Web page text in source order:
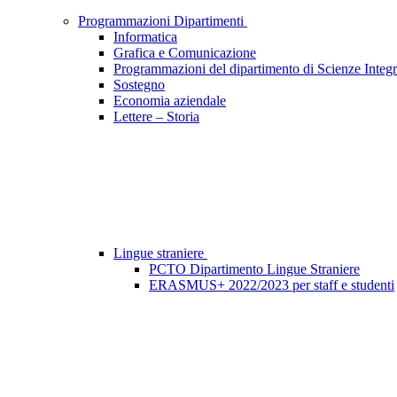
Programmazioni Dipartimenti
Informatica
Grafica e Comunicazione
Programmazioni del dipartimento di Scienze
Sostegno
Economia aziendale
Lettere – Storia
Lingue straniere
PCTO Dipartimento Lingue Straniere
ERASMUS+ 2022/2023 per staff e studenti